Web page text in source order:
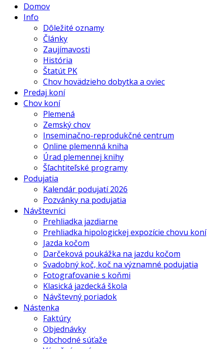
Domov
Info
Dôležité oznamy
Články
Zaujímavosti
História
Štatút PK
Chov hovädzieho dobytka a oviec
Predaj koní
Chov koní
Plemená
Zemský chov
Inseminačno-reprodukčné centrum
Online plemenná kniha
Úrad plemennej knihy
Šľachtiteľské programy
Podujatia
Kalendár podujatí 2026
Pozvánky na podujatia
Návštevníci
Prehliadka jazdiarne
Prehliadka hipologickej expozície chovu koní
Jazda kočom
Darčeková poukážka na jazdu kočom
Svadobný koč, koč na významné podujatia
Fotografovanie s koňmi
Klasická jazdecká škola
Návštevný poriadok
Nástenka
Faktúry
Objednávky
Obchodné súťaže